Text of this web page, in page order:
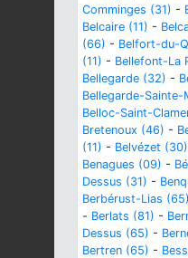
Comminges (31) -
Belcaire (11) -
(66) - Belfort-du-
(11) - Bellefont-La
Bellegarde (32) -
Bellegarde-Sainte-
Belloc-Saint-
Bretenoux (46) -
(11) - Belvézet (30)
Benagues (09) -
Dessus (31) -
Berbérust-Lias (65)
- Berlats (81) -
Dessus (65) -
Bertren (65) -